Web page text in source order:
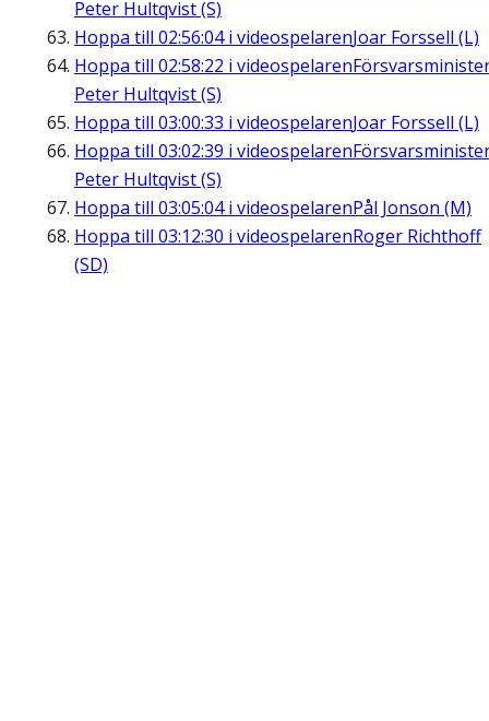
Peter Hultqvist (S)
Hoppa till 02:56:04i videospelarenJoar Forssell (L)
Hoppa till 02:58:22 i videospelaren
Peter Hultqvist (S)
Hoppa till 03:00:33 i videospelarenJoar Forssell (L)
Hoppa till 03:02:39 i videospelaren
Peter Hultqvist (S)
Hoppa till 03:05:04i videospelarenPål Jonson (M)
Hoppa till 03:12:30 i videospelarenRoger Richthoff
(SD)